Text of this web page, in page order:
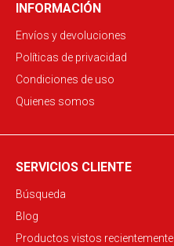
INFORMACIÓN
Envíos y devoluciones
Políticas de privacidad
Condiciones de uso
Quienes somos
SERVICIOS CLIENTE
Búsqueda
Blog
Productos vistos recientemente